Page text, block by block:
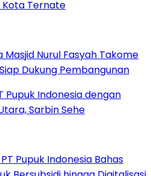
Nurul Fasyah Takome
Dukung Pembangunan
Pupuk Indonesia Bahas